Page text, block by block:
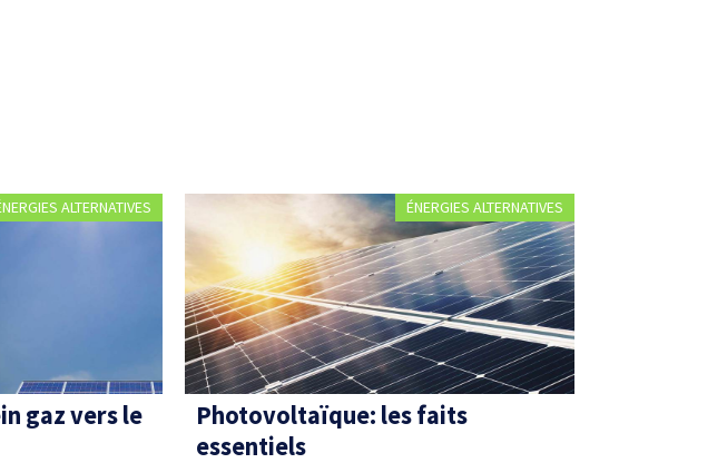
ALTERNATIVES
gaz vers le
ÉNERGIES ALTERNATIVES
Photovoltaïque: les faits
essentiels